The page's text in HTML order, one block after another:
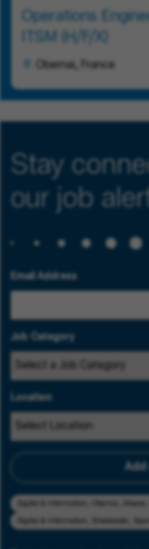
Operations
ITSM (H/F/X)
Obernai, France
Stay
our job
Email Address
Job Category
Location